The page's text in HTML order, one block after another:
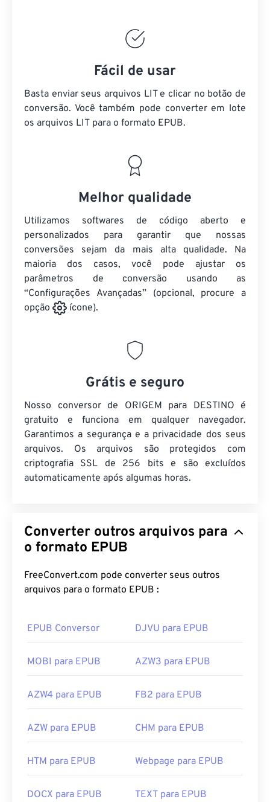
Fácil de usar
Basta enviar seus arquivos LIT e clicar no botão de
conversão. Você também pode converter em lote
os arquivos LIT para o formato EPUB.
Melhor qualidade
Utilizamos softwares de código aberto e
personalizados para garantir que nossas
conversões sejam da mais alta qualidade. Na
maioria dos casos, você pode ajustar os
parâmetros de conversão usando as
“Configurações Avançadas” (opcional, procure a
opção
ícone).
Grátis e seguro
Nosso conversor de ORIGEM para DESTINO é
gratuito e funciona em qualquer navegador.
Garantimos a segurança e a privacidade dos seus
arquivos. Os arquivos são protegidos com
criptografia SSL de 256 bits e são excluídos
automaticamente após algumas horas.
Converter outros arquivos para
o formato EPUB
FreeConvert.com pode converter seus outros
arquivos para o formato EPUB :
EPUB Conversor DJVU para EPUB
MOBI para EPUB AZW3 para EPUB
AZW4 para EPUB FB2 para EPUB
AZW para EPUB CHM para EPUB
HTM para EPUB Webpage para EPUB
DOCX para EPUB TEXT para EPUB